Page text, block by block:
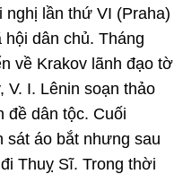
nghị lần thứ VI (Praha)
dân chủ. Tháng
về Krakov lãnh đạo tờ
V. I. Lênin soạn thảo
đề dân tộc. Cuối
sát áo bắt nhưng sau
Thuỵ Sĩ. Trong thời